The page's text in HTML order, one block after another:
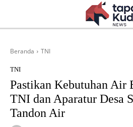
Beranda TNI
TNI
Pastikan Kebutuhan Air
TNI dan Aparatur Desa
Tandon Air